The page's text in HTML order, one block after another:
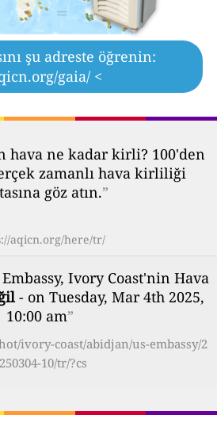
şu adreste öğrenin:
gaia/ <
hava ne kadar kirli? 100'den
zamanlı hava kirliliği
göz atın.”
aqicn.org/here/tr/
Ivory Coast'nin Hava
- on Tuesday, Mar 4th 2025,
10:00 am”
ivory-coast/abidjan/us-embassy/2
10/tr/?cs